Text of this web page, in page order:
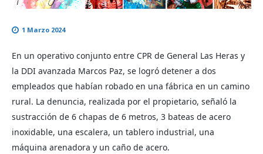
1 Marzo 2024
En un operativo conjunto entre CPR de General Las Heras y
la DDI avanzada Marcos Paz, se logró detener a dos
empleados que habían robado en una fábrica en un camino
rural. La denuncia, realizada por el propietario, señaló la
sustracción de 6 chapas de 6 metros, 3 bateas de acero
inoxidable, una escalera, un tablero industrial, una
máquina arenadora y un caño de acero.